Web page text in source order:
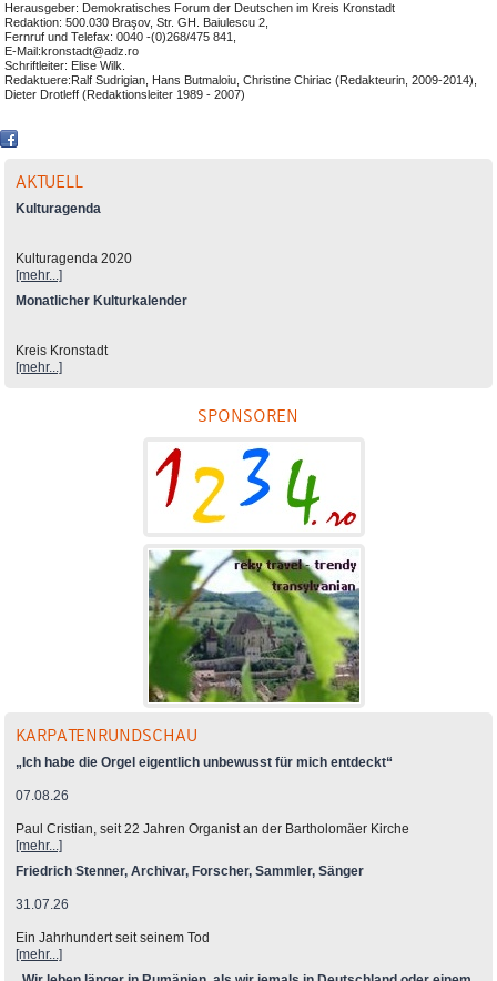
Herausgeber: Demokratisches Forum der Deutschen im Kreis Kronstadt
Redaktion: 500.030 Braşov, Str. GH. Baiulescu 2,
Fernruf und Telefax: 0040 -(0)268/475 841,
E-Mail:kronstadt@adz.ro
Schriftleiter: Elise Wilk.
Redaktuere:Ralf Sudrigian, Hans Butmaloiu, Christine Chiriac (Redakteurin, 2009-2014),
Dieter Drotleff (Redaktionsleiter 1989 - 2007)
AKTUELL
Kulturagenda
Kulturagenda 2020
[mehr...]
Monatlicher Kulturkalender
Kreis Kronstadt
[mehr...]
SPONSOREN
KARPATENRUNDSCHAU
„Ich habe die Orgel eigentlich unbewusst für mich entdeckt“
07.08.26
Paul Cristian, seit 22 Jahren Organist an der Bartholomäer Kirche
[mehr...]
Friedrich Stenner, Archivar, Forscher, Sammler, Sänger
31.07.26
Ein Jahrhundert seit seinem Tod
[mehr...]